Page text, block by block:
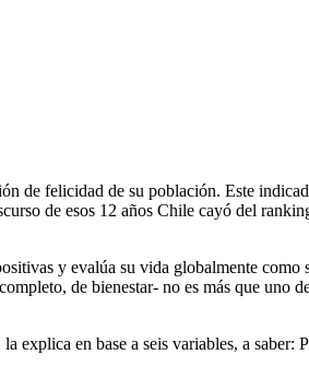
de felicidad de su población. Este
de esos 12 años Chile cayó del
y evalúa su vida globalmente como
de bienestar- no es más que uno
explica en base a seis variables, a saber: